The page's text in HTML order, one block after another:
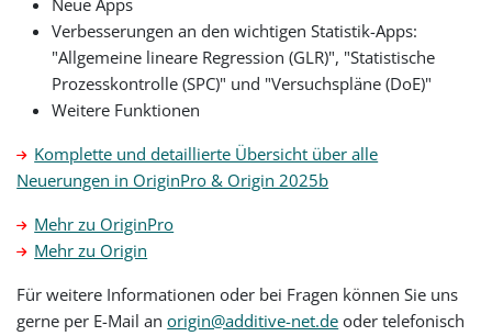
Verbesserungen an den wichtigen Statistik-Apps:
"Allgemeine lineare Regression (GLR)", "Statistische
Prozesskontrolle (SPC)" und "Versuchspläne (DoE)"
Weitere Funktionen
Komplette und detaillierte Übersicht über alle
Neuerungen in OriginPro & Origin 2025b
Mehr zu OriginPro
Mehr zu Origin
Für weitere Informationen oder bei Fragen können Sie uns
gerne per E-Mail anorigin@additive-net.de oder telefonisch